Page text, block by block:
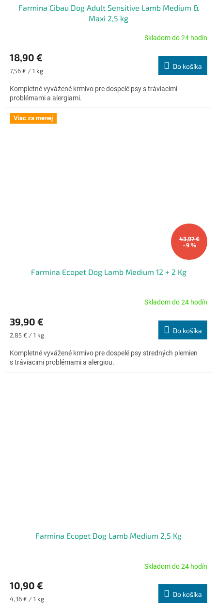
Farmina Cibau Dog Adult Sensitive Lamb Medium &
Maxi 2,5 kg
produktu
4,7
z
hviezdičiek.
Skladom do 24 hodín
18,90 €
Jednotková
7,56 € / 1 kg
Do košíka
Kompletné vyvážené krmivo pre dospelé psy s tráviacimi
problémami a alergiami.
Viac za menej
43,97 €
–9 %
Farmina Ecopet Dog Lamb Medium 12 + 2 Kg
produktu
5,0
z
Skladom do 24 hodín
39,90 €
Jednotková
2,85 € / 1 kg
Do košíka
Kompletné vyvážené krmivo pre dospelé psy stredných plemien
s tráviacimi problémami a alergiou.
Farmina Ecopet Dog Lamb Medium 2,5 Kg
produktu
je
4,7
Skladom do 24 hodín
10,90 €
Jednotková
4,36 € / 1 kg
Do košíka